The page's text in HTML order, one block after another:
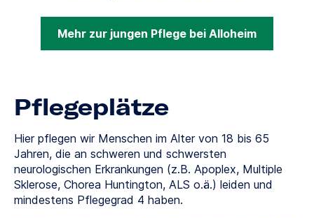
Mehr zur jungen Pflege bei Alloheim
Pflegeplätze
Hier pflegen wir Menschen im Alter von 18 bis 65
Jahren, die an schweren und schwersten
neurologischen Erkrankungen (z.B. Apoplex, Multiple
Sklerose, Chorea Huntington, ALS o.ä.) leiden und
mindestens Pflegegrad 4 haben.